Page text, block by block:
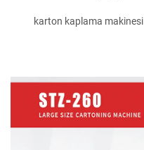
karton kaplama makinesi